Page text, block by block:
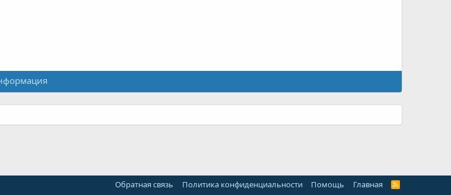
Обратная связь Политика конфиденциальности Помощь Главная
R